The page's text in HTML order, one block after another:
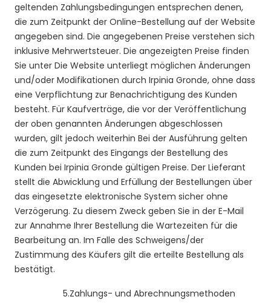
geltenden Zahlungsbedingungen entsprechen denen,
die zum Zeitpunkt der Online-Bestellung auf der Website
angegeben sind. Die angegebenen Preise verstehen sich
inklusive Mehrwertsteuer. Die angezeigten Preise finden
Sie unter Die Website unterliegt möglichen Änderungen
und/oder Modifikationen durch Irpinia Gronde, ohne dass
eine Verpflichtung zur Benachrichtigung des Kunden
besteht. Für Kaufverträge, die vor der Veröffentlichung
der oben genannten Änderungen abgeschlossen
wurden, gilt jedoch weiterhin Bei der Ausführung gelten
die zum Zeitpunkt des Eingangs der Bestellung des
Kunden bei Irpinia Gronde gültigen Preise. Der Lieferant
stellt die Abwicklung und Erfüllung der Bestellungen über
das eingesetzte elektronische System sicher ohne
Verzögerung. Zu diesem Zweck geben Sie in der E-Mail
zur Annahme Ihrer Bestellung die Wartezeiten für die
Bearbeitung an. Im Falle des Schweigens/der
Zustimmung des Käufers gilt die erteilte Bestellung als
bestätigt.
5.Zahlungs- und Abrechnungsmethoden